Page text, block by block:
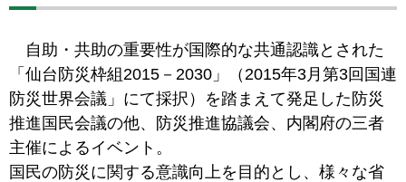
自助・共助の重要性が国際的な共通認識とされた
「仙台防災枠組2015－2030」（2015年3月第3回国連
防災世界会議」にて採択）を踏まえて発足した防災
推進国民会議の他、防災推進協議会、内閣府の三者
主催によるイベント。
国民の防災に関する意識向上を目的とし、様々な省